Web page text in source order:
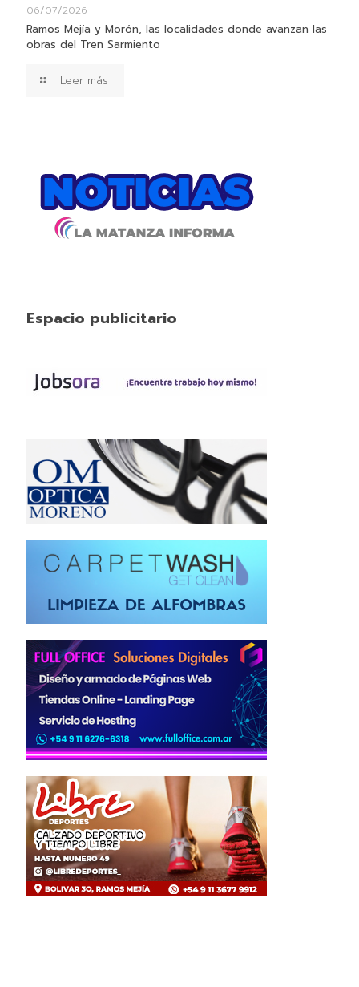
06/07/2026
Ramos Mejía y Morón, las localidades donde avanzan las
obras del Tren Sarmiento
Leer más
Espacio publicitario